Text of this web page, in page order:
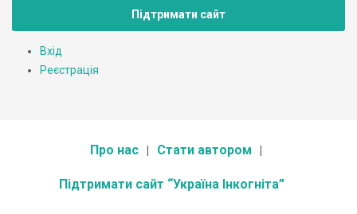
Підтримати сайт
Вхід
Реєстрація
Про нас Стати автором
Підтримати сайт “Україна Інкогніта”